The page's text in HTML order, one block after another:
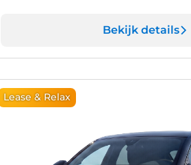
Bekijk details
Lease & Relax